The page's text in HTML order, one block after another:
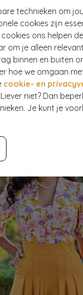
technieken om
cookies zijn
ons helpen
om je alleen
binnen en buiten
hoe we omgaan
cookie- en
niet? Dan
Je kunt je
CHIC FOR TOPVINTAGE
€ 29,95